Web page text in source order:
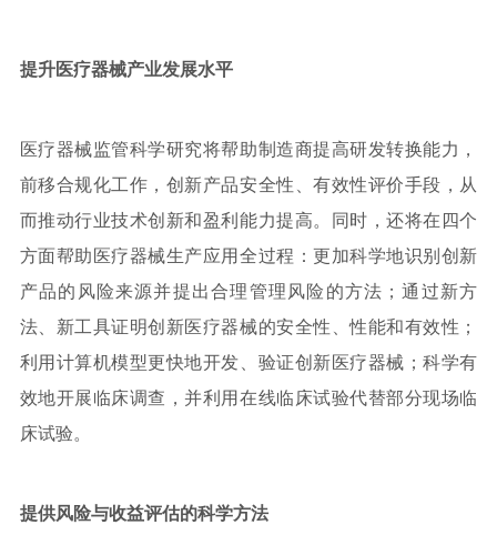
提升医疗器械产业发展水平
医疗器械监管科学研究将帮助制造商提高研发转换能力，
前移合规化工作，创新产品安全性、有效性评价手段，从
而推动行业技术创新和盈利能力提高。同时，还将在四个
方面帮助医疗器械生产应用全过程：更加科学地识别创新
产品的风险来源并提出合理管理风险的方法；通过新方
法、新工具证明创新医疗器械的安全性、性能和有效性；
利用计算机模型更快地开发、验证创新医疗器械；科学有
效地开展临床调查，并利用在线临床试验代替部分现场临
床试验。
提供风险与收益评估的科学方法